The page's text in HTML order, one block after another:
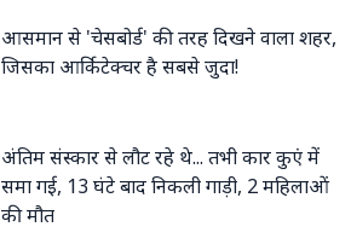
आसमान से 'चेसबोर्ड' की तरह दिखने वाला शहर,
जिसका आर्किटेक्चर है सबसे जुदा!
अंतिम संस्कार से लौट रहे थे... तभी कार कुएं में
समा गई, 13 घंटे बाद निकली गाड़ी, 2 महिलाओं
की मौत